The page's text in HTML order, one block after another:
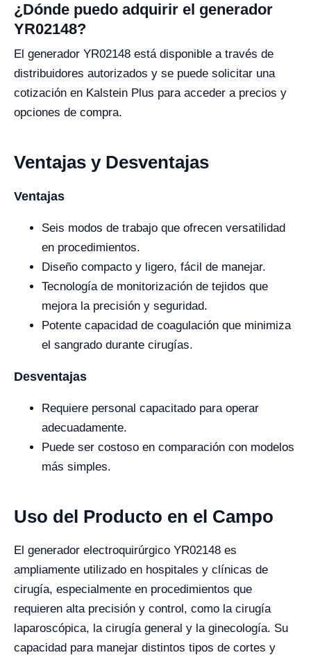
¿Dónde puedo adquirir el generador
YR02148?
El generador YR02148 está disponible a través de
distribuidores autorizados y se puede solicitar una
cotización en Kalstein Plus para acceder a precios y
opciones de compra.
Ventajas y Desventajas
Ventajas
Seis modos de trabajo que ofrecen versatilidad
en procedimientos.
Diseño compacto y ligero, fácil de manejar.
Tecnología de monitorización de tejidos que
mejora la precisión y seguridad.
Potente capacidad de coagulación que minimiza
el sangrado durante cirugías.
Desventajas
Requiere personal capacitado para operar
adecuadamente.
Puede ser costoso en comparación con modelos
más simples.
Uso del Producto en el Campo
El generador electroquirúrgico YR02148 es
ampliamente utilizado en hospitales y clínicas de
cirugía, especialmente en procedimientos que
requieren alta precisión y control, como la cirugía
laparoscópica, la cirugía general y la ginecología. Su
capacidad para manejar distintos tipos de cortes y